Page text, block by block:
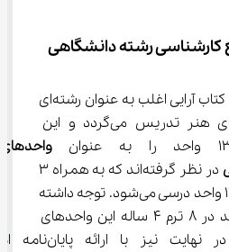
رشته دانشگاهی
قابل توجه است که رشته کتاب آرایی اغلب به عنوان رشته‌ای
مستقل در دانشکده‌های هنر تدریس می‌گردد و این
واحد پایان‌نامه جمعاً 133 واحد درسی می‌شود. توجه داشته
باشید که دانشجویان باید در 8 ترم 4 ساله این واحدهای
درسی را بگذرانند و در نهایت نیز با